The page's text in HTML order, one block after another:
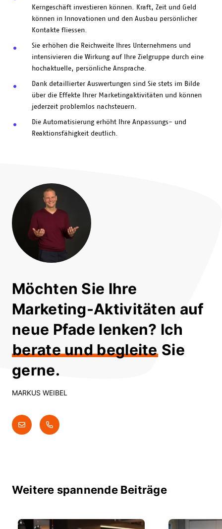
Kerngeschäft investieren können. Kraft, Zeit und Geld
können in Innovationen und den Ausbau persönlicher
Kontakte fliessen.
Sie erhöhen die Reichweite Ihres Unternehmens und
intensivieren die Wirkung auf Ihre Zielgruppe durch eine
hochaktuelle, persönliche Ansprache.
Dank detaillierter Auswertungen sind Sie stets im Bilde
über die Effekte Ihrer Marketingaktivitäten und können
jederzeit problemlos nachsteuern.
Die Automatisierung erhöht Ihre Anpassungs- und
Reaktionsfähigkeit deutlich.
Möchten Sie Ihre
Marketing-Aktivitäten auf
neue Pfade lenken? Ich
berate und begleiteSie
gerne.
MARKUS WEIBEL
Weitere spannende Beiträge